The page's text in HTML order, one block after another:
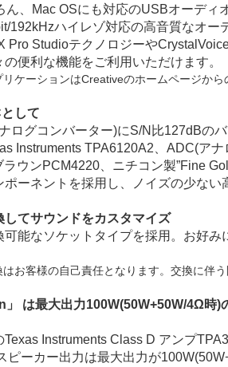
ん、Mac OSにも対応のUSBオーディ
192kHzハイレゾ対応の高音質なオー
Pro Studioテクノロジーや
便利な機能をご利用いただけます。
リケーションはCreativeのホームページか
して
ログコンバーター)にS/N比127dBの
Instruments TPA6120A2、ADC(ア
ウンPCM4220、ニチコン製”Fine
ポーネントを採用し、ノイズの少な
してサウンドをカスタマイズ
可能なソケットタイプを採用。お好
お客様の自己責任となります。交換に伴
」 は最大出力100W(50W+50W/4Ω時)
Texas Instruments Class D アンプ
ピーカー出力は最大出力が